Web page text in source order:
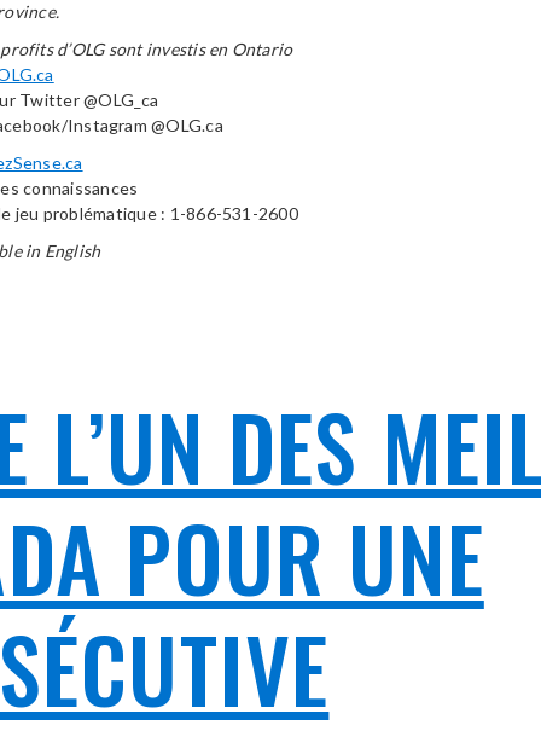
d’OLG sont investis en Ontario
Twitter @OLG_ca
Instagram @OLG.ca
connaissances
jeu problématique : 1-866-531-2600
in English
L’UN DES
POUR UNE